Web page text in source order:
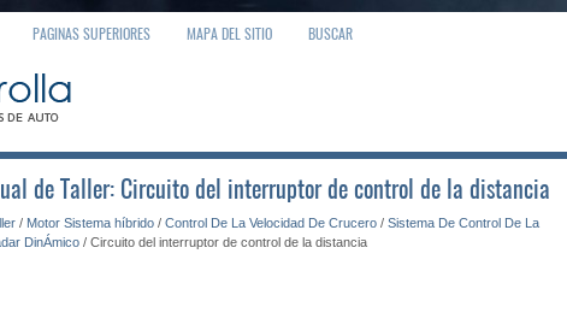
PAGINAS SUPERIORES MAPA DEL SITIO BUSCAR
de Taller: Circuito del interruptor de control de la distancia
/ Motor Sistema híbrido / Control De La Velocidad De Crucero / Sistema De Control De La
DinÁmico / Circuito del interruptor de control de la distancia